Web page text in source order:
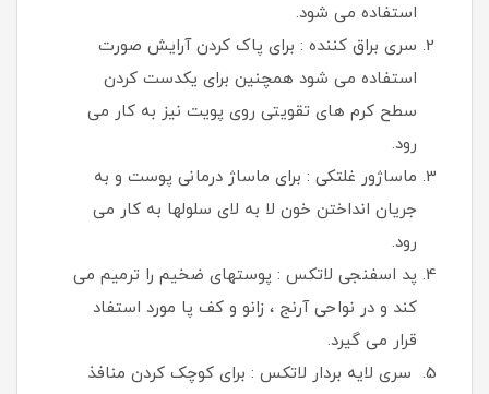
استفاده می شود.
سری براق کننده : برای پاک کردن آرایش صورت
استفاده می شود همچنین برای یکدست کردن
سطح کرم های تقویتی روی پویت نیز به کار می
رود.
ماساژور غلتکی : برای ماساژ درمانی پوست و به
جریان انداختن خون لا به لای سلولها به کار می
رود.
پد اسفنجی لاتکس : پوستهای ضخیم را ترمیم می
کند و در نواحی آرنج ، زانو و کف پا مورد استفاد
قرار می گیرد.
سری لایه بردار لاتکس : برای کوچک کردن منافذ